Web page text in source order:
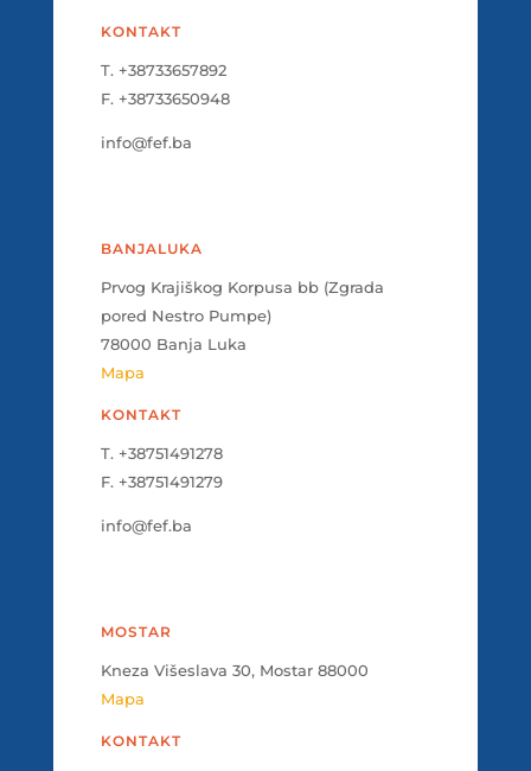
KONTAKT
T. +38733657892
F. +38733650948
info@fef.ba
BANJALUKA
Prvog Krajiškog Korpusa bb (Zgrada
pored Nestro Pumpe)
78000 Banja Luka
Mapa
KONTAKT
T. +38751491278
F. +38751491279
info@fef.ba
MOSTAR
Kneza Višeslava 30, Mostar 88000
Mapa
KONTAKT